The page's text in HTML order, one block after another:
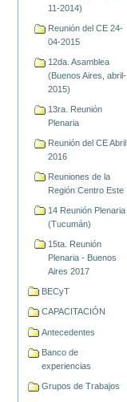
11-2014)
Reunión del CE 24-
04-2015
12da. Asamblea
(Buenos Aires, abril-
2015)
13ra. Reunión
Plenaria
Reunión del CE Abril
2016
Reuniones de la
Región Centro Este
14 Reunión Plenaria
(Tucumán)
15ta. Reunión
Plenaria - Buenos
Aires 2017
BECyT
CAPACITACIÓN
Antecedentes
Banco de
experiencias
Grupos de Trabajos